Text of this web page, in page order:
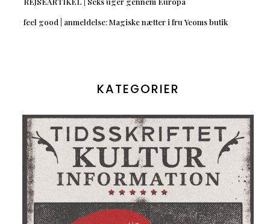
feel good | anmeldelse: Magiske nætter i fru Yeoms butik
KATEGORIER